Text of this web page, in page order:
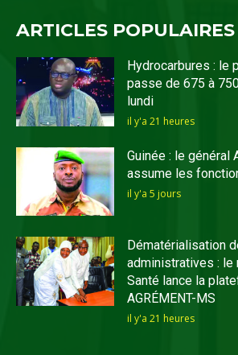
ARTICLES POPULAIRES
Hydrocarbures : le
passe de 675 à
lundi
il y'a 21 heures
Guinée : le général
assume les
il y'a 5 jours
Dématérialisation
administratives : le
Santé lance la
AGRÉMENT-MS
il y'a 21 heures